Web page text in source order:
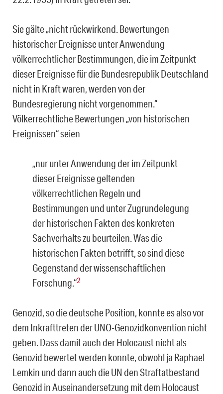
Sie gälte „nicht rückwirkend. Bewertungen
historischer Ereignisse unter Anwendung
völkerrechtlicher Bestimmungen, die im Zeitpunkt
dieser Ereignisse für die Bundesrepublik Deutschland
nicht in Kraft waren, werden von der
Bundesregierung nicht vorgenommen.“
Völkerrechtliche Bewertungen „von historischen
Ereignissen“ seien
„nur unter Anwendung der im Zeitpunkt
dieser Ereignisse geltenden
völkerrechtlichen Regeln und
Bestimmungen und unter Zugrundelegung
der historischen Fakten des konkreten
Sachverhalts zu beurteilen. Was die
historischen Fakten betrifft, so sind diese
Gegenstand der wissenschaftlichen
Forschung.“2
Genozid, so die deutsche Position, konnte es also vor
dem Inkrafttreten der UNO-Genozidkonvention nicht
geben. Dass damit auch der Holocaust nicht als
Genozid bewertet werden konnte, obwohl ja Raphael
Lemkin und dann auch die UN den Straftatbestand
Genozid in Auseinandersetzung mit dem Holocaust